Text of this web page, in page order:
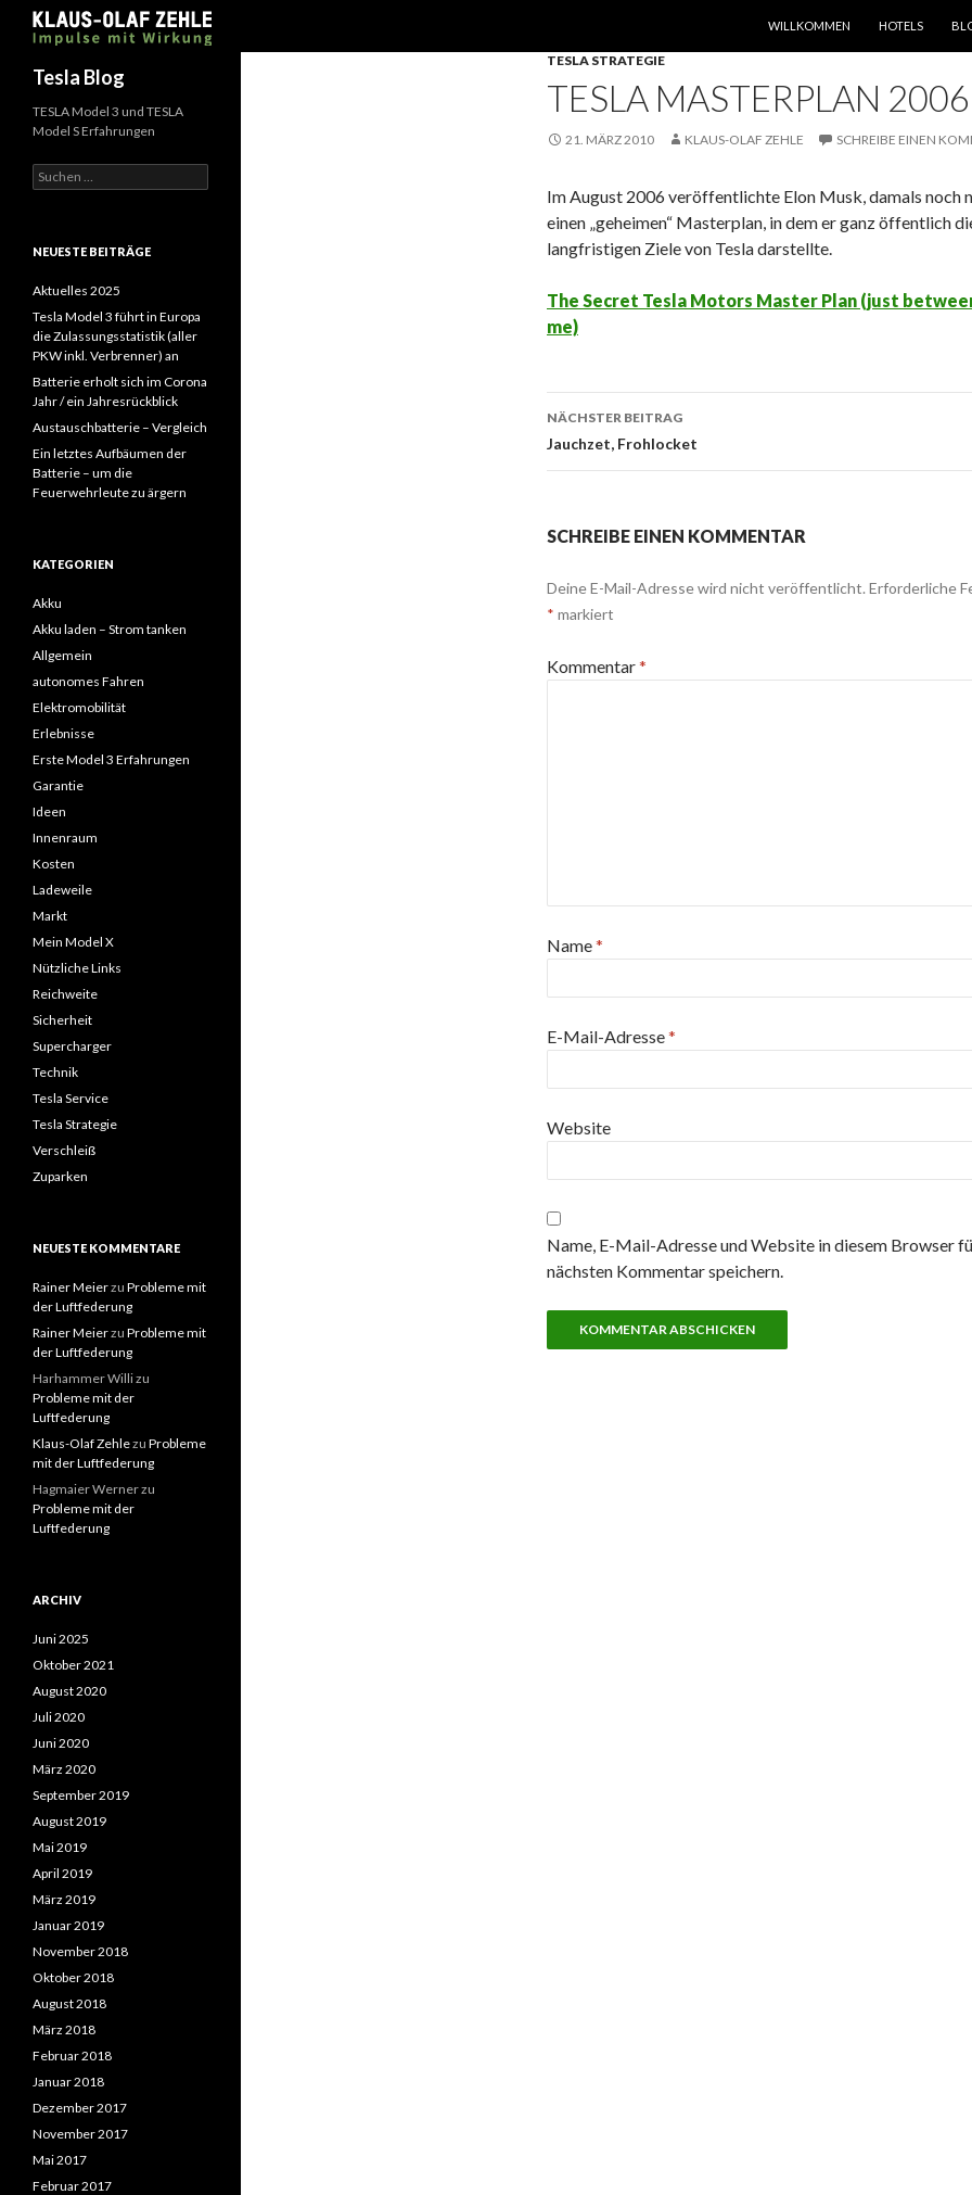
Suchen
WILLKOMMEN
HOTELS
TESLA STRATEGIE
TESLA MASTERPLAN 2006
21. MÄRZ 2010 KLAUS-OLAF ZEHLE SCHREIBE EINEN
Im August 2006 veröffentlichte Elon Musk, damals noch
einen „geheimen“ Masterplan, in dem er ganz öffentlich
langfristigen Ziele von Tesla darstellte.
The Secret Tesla Motors Master Plan (just
me)
Beitrags-
Navigation
NÄCHSTER BEITRAG
Jauchzet, Frohlocket
SCHREIBE EINEN KOMMENTAR
Deine E-Mail-Adresse wird nicht veröffentlicht. Erforderliche
* markiert
Kommentar*
Name*
E-Mail-Adresse*
Website
Name, E-Mail-Adresse und Website in diesem Browser
nächsten Kommentar speichern.
Tesla Blog
TESLA Model 3 und TESLA
Model S Erfahrungen
Suchen
nach:
NEUESTE BEITRÄGE
Aktuelles 2025
Tesla Model 3 führt in Europa
die Zulassungsstatistik (aller
PKW inkl. Verbrenner) an
Batterie erholt sich im Corona
Jahr / ein Jahresrückblick
Austauschbatterie – Vergleich
Ein letztes Aufbäumen der
Batterie – um die
Feuerwehrleute zu ärgern
KATEGORIEN
Akku
Akku laden – Strom tanken
Allgemein
autonomes Fahren
Elektromobilität
Erlebnisse
Erste Model 3 Erfahrungen
Garantie
Ideen
Innenraum
Kosten
Ladeweile
Markt
Mein Model X
Nützliche Links
Reichweite
Sicherheit
Supercharger
Technik
Tesla Service
Tesla Strategie
Verschleiß
Zuparken
NEUESTE KOMMENTARE
Rainer Meierzu Probleme mit
der Luftfederung
Rainer Meierzu Probleme mit
der Luftfederung
Harhammer Willizu
Probleme mit der
Luftfederung
Klaus-Olaf Zehlezu Probleme
mit der Luftfederung
Hagmaier Wernerzu
Probleme mit der
Luftfederung
ARCHIV
Juni 2025
Oktober 2021
August 2020
Juli 2020
Juni 2020
März 2020
September 2019
August 2019
Mai 2019
April 2019
März 2019
Januar 2019
November 2018
Oktober 2018
August 2018
März 2018
Februar 2018
Januar 2018
Dezember 2017
November 2017
Mai 2017
Februar 2017